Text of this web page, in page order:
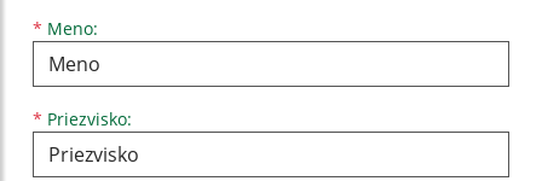
* Meno:
Meno
* Priezvisko:
Priezvisko
E-mailová adresa